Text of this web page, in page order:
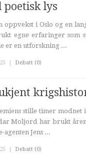
lys
oppvekst i Oslo og en
egne erfaringer som
er en utforskning ...
Debatt (0)
stille timer
Moljord har brukt
agenten Jens ...
Debatt (0)